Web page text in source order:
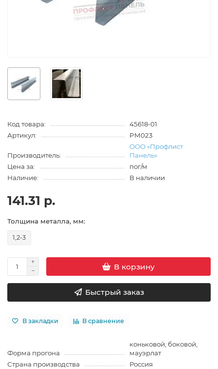
Код товара:
45618-01
Артикул:
PM023
Производитель:
ООО «Профлист
Панель»
Цена за:
пог/м
Наличие:
В наличии
141.31 р.
Толщина металла, мм:
1,2-3
В корзину
Быстрый заказ
В закладки В сравнение
Форма прогона
коньковой, боковой,
мауэрлат
Страна производства
Россия